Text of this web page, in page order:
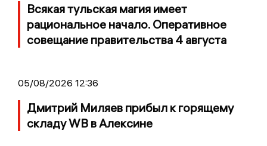
Всякая тульская магия имеет
рациональное начало. Оперативное
совещание правительства 4 августа
05/08/2026 12:36
Дмитрий Миляев прибыл к горящему
складу WB в Алексине